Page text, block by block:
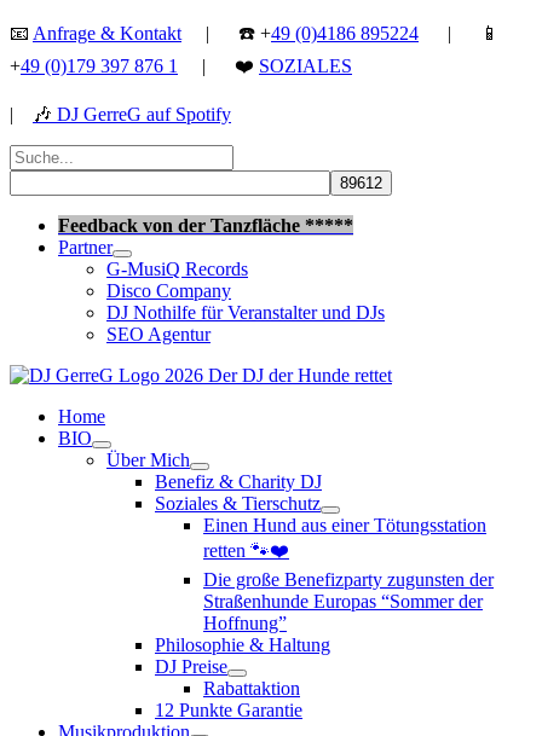
Zum
springen
📧 Anfrage & Kontakt | ☎️ +49 (0)4186 895224 | 📱
+49 (0)179 397 876 1 | ❤️ SOZIALES
| 🎶 DJ GerreG auf Spotify
Suchen
nach:
Feedback von der Tanzfläche *****
Partner
G-MusiQ Records
Disco Company
DJ Nothilfe für Veranstalter und DJs
SEO Agentur
Home
BIO
Über Mich
Benefiz & Charity DJ
Soziales & Tierschutz
Einen Hund aus einer Tötungsstation
retten 🐾❤️
Die große Benefizparty zugunsten der
Straßenhunde Europas “Sommer der
Hoffnung”
Philosophie & Haltung
DJ Preise
Rabattaktion
12 Punkte Garantie
Musikproduktion